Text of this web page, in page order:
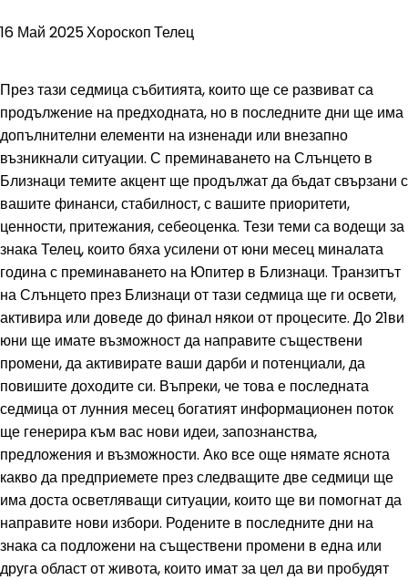
16 Май 2025ХороскопТелец
През тази седмица събитията, които ще се развиват са
продължение на предходната, но в последните дни ще има
допълнителни елементи на изненади или внезапно
възникнали ситуации. С преминаването на Слънцето в
Близнаци темите акцент ще продължат да бъдат свързани с
вашите финанси, стабилност, с вашите приоритети,
ценности, притежания, себеоценка. Тези теми са водещи за
знака Телец, които бяха усилени от юни месец миналата
година с преминаването на Юпитер в Близнаци. Транзитът
на Слънцето през Близнаци от тази седмица ще ги освети,
активира или доведе до финал някои от процесите. До 21ви
юни ще имате възможност да направите съществени
промени, да активирате ваши дарби и потенциали, да
повишите доходите си. Въпреки, че това е последната
седмица от лунния месец богатият информационен поток
ще генерира към вас нови идеи, запознанства,
предложения и възможности. Ако все още нямате яснота
какво да предприемете през следващите две седмици ще
има доста осветляващи ситуации, които ще ви помогнат да
направите нови избори. Родените в последните дни на
знака са подложени на съществени промени в една или
друга област от живота, които имат за цел да ви пробудят